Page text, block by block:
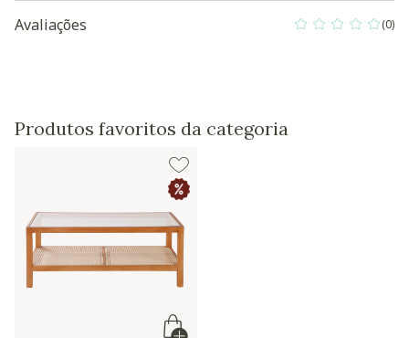
Avaliações 0 out of 5 (0)
Produtos favoritos da categoria